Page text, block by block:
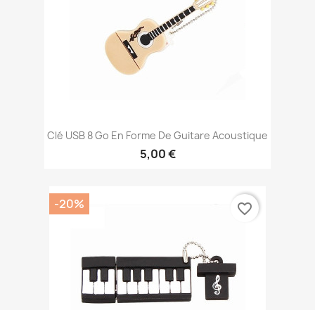
Clé USB 8 Go En Forme De Guitare Acoustique
5,00 €
-20% favorite_border